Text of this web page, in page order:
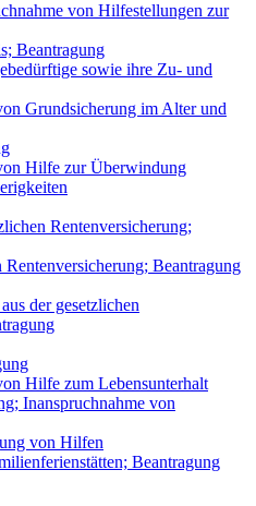
von Hilfestellungen zur
Beantragung
sowie ihre Zu- und
Grundsicherung im Alter und
Hilfe zur Überwindung
Rentenversicherung;
Rentenversicherung; Beantragung
der gesetzlichen
Hilfe zum Lebensunterhalt
Inanspruchnahme von
von Hilfen
Beantragung